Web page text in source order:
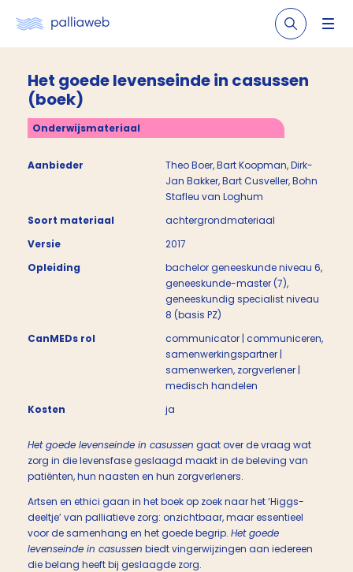
Het goede levenseinde in casussen
(boek)
Onderwijsmateriaal
Aanbieder
Theo Boer, Bart Koopman, Dirk-
Jan Bakker, Bart Cusveller, Bohn
Stafleu van Loghum
Soort materiaal
achtergrondmateriaal
Versie
2017
Opleiding
bachelor geneeskunde niveau 6,
geneeskunde-master (7),
geneeskundig specialist niveau
8 (basis PZ)
CanMEDs rol
communicator | communiceren,
samenwerkingspartner |
samenwerken, zorgverlener |
medisch handelen
Kosten
ja
Het goede levenseinde in casussen gaat over de vraag wat
zorg in die levensfase geslaagd maakt in de beleving van
patiënten, hun naasten en hun zorgverleners.
Artsen en ethici gaan in het boek op zoek naar het ‘Higgs-
deeltje’ van palliatieve zorg: onzichtbaar, maar essentieel
voor de samenhang en het goede begrip. Het goede
levenseinde in casussen biedt vingerwijzingen aan iedereen
die belang heeft bij geslaagde zorg.